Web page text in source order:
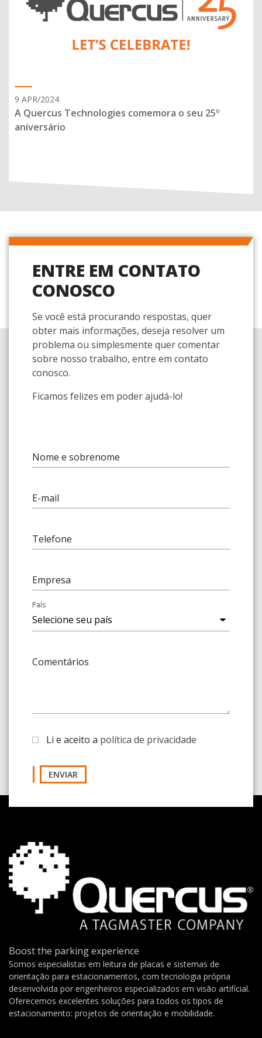
9 APR/2024
A Quercus Technologies comemora o seu 25º
aniversário
ENTRE EM CONTATO
CONOSCO
Se você está procurando respostas, quer
obter mais informações, deseja resolver um
problema ou simplesmente quer comentar
sobre nosso trabalho, entre em contato
conosco.
Ficamos felizes em poder ajudá-lo!
Nome e sobrenome
E-mail
Telefone
Empresa
País
Comentários
Li e aceito a política de privacidade
ENVIAR
Boost the parking experience
Somos especialistas em leitura de placas e sistemas de
orientação para estacionamentos, com tecnologia própria
desenvolvida por engenheiros especializados em visão artificial.
Oferecemos excelentes soluções para todos os tipos de
estacionamento: projetos de orientação e mobilidade.